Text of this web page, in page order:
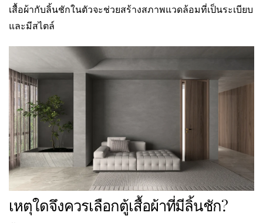
เสื้อผ้ากับลิ้นชักในตัวจะช่วยสร้างสภาพแวดล้อมที่เป็นระเบียบ
และมีสไตล์
เหตุใดจึงควรเลือกตู้เสื้อผ้าที่มีลิ้นชัก?